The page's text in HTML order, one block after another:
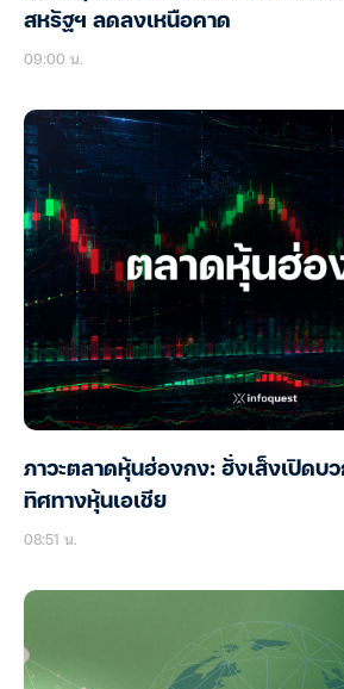
สหรัฐฯ ลดลงเหนือคาด
09:00 น.
ภาวะตลาดหุ้นฮ่องกง: ฮั่งเส็งเปิดบ
ทิศทางหุ้นเอเชีย
08:51 น.